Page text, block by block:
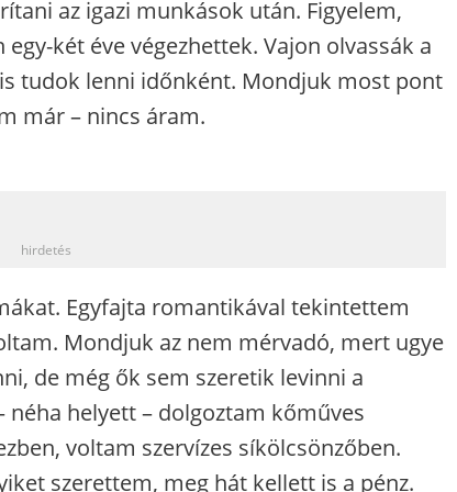
az igazi munkások után. Figyelem,
két éve végezhettek. Vajon olvassák a
tudok lenni időnként. Mondjuk most pont
már – nincs áram.
hirdetés
Egyfajta romantikával tekintettem
Mondjuk az nem mérvadó, mert ugye
de még ők sem szeretik levinni a
helyett – dolgoztam kőműves
voltam szervízes síkölcsönzőben.
szerettem, meg hát kellett is a pénz.